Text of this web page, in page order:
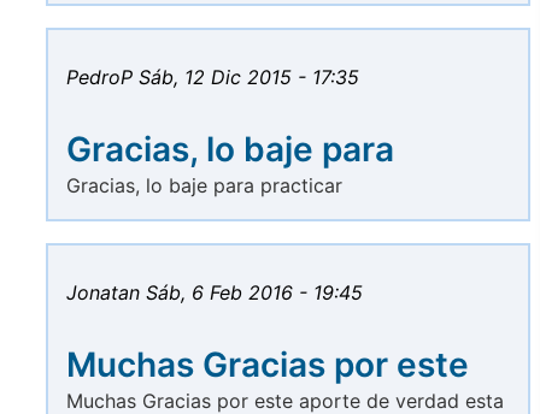
PedroP Sáb, 12 Dic 2015 - 17:35
Gracias, lo baje para
Gracias, lo baje para practicar
Jonatan Sáb, 6 Feb 2016 - 19:45
Muchas Gracias por este
Muchas Gracias por este aporte de verdad esta